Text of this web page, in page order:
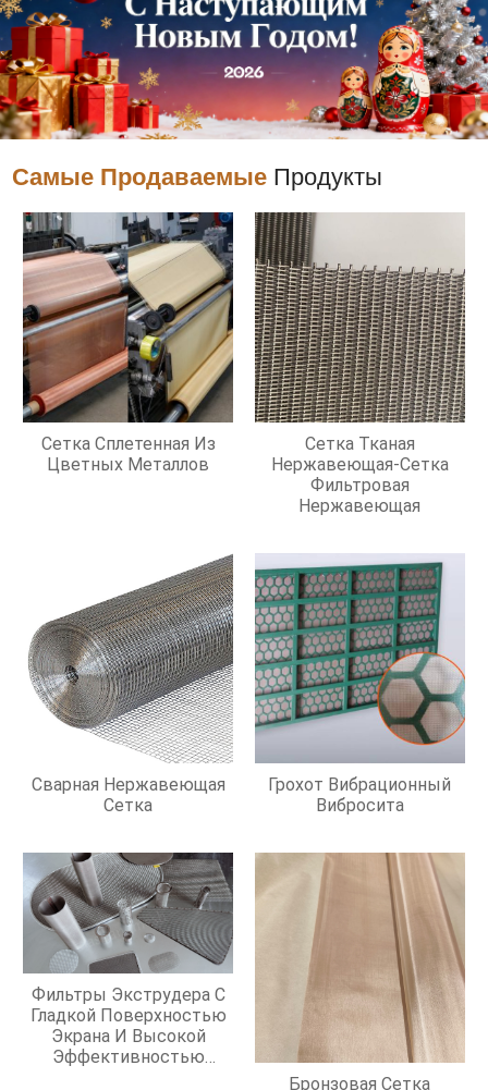
Самые Продаваемые Продукты
Сетка Сплетенная Из
Цветных Металлов
Сетка Тканая
Нержавеющая-Сетка
Фильтровая
Нержавеющая
Сварная Нержавеющая
Сетка
Грохот Вибрационный
Вибросита
Фильтры Экструдера С
Гладкой Поверхностью
Экрана И Высокой
Эффективностью
Бронзовая Сетка